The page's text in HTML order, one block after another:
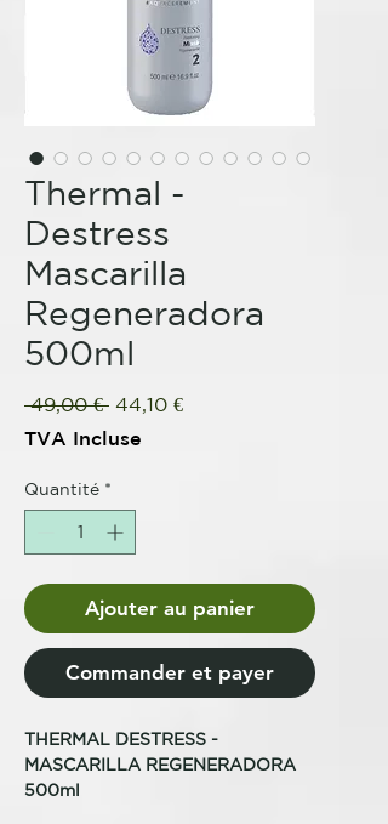
Thermal -
Destress
Mascarilla
Regeneradora
500ml
49,00 € Prix
44,10 €Prix
TVA Incluse
Quantité *
Ajouter au panier
Commander et payer
THERMAL DESTRESS -
MASCARILLA REGENERADORA
500ml